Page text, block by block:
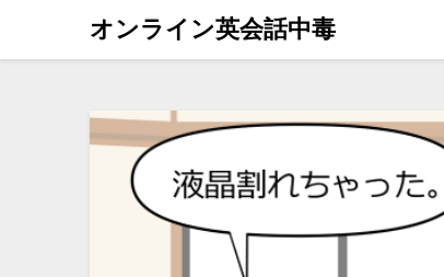
オンライン英会話中毒